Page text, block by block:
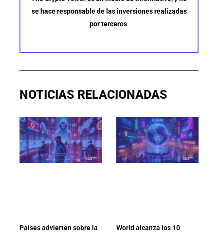
se hace responsable de las inversiones realizadas
por terceros.
NOTICIAS RELACIONADAS
Países advierten sobre la
World alcanza los 10